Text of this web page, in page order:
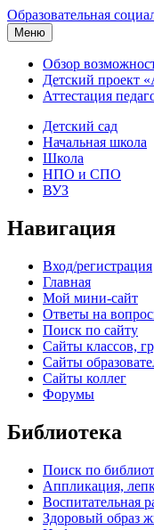
Образовательная
Меню
Обзор
Детский проект
Аттестация
Детский сад
Начальная школа
Школа
НПО и СПО
ВУЗ
Навигация
Вход/регистрация
Главная
Мой мини-сайт
Ответы на
Поиск по сайту
Сайты классов,
Сайты
Сайты коллег
Форумы
Библиотека
Поиск по
Аппликация,
Воспитательная
Здоровый образ